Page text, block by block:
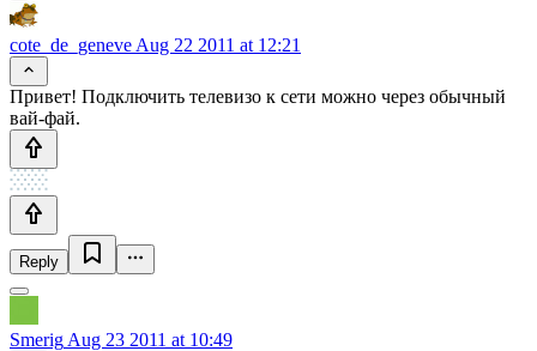
cote_de_geneve Aug 22 2011 at 12:21
Привет! Подключить телевизо к сети можно через обычный
вай-фай.
Reply
Smerig Aug 23 2011 at 10:49